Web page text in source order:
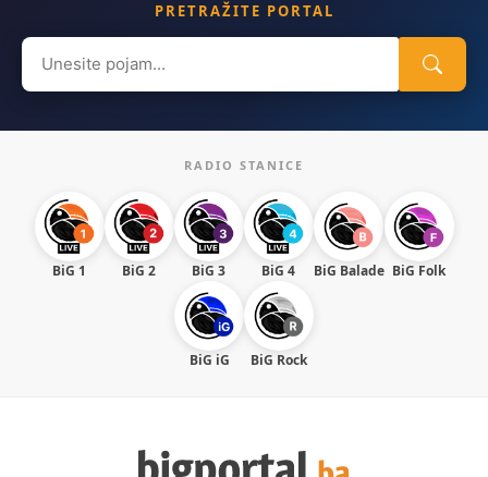
PRETRAŽITE PORTAL
Search
for:
RADIO STANICE
BiG 1 BiG 2 BiG 3 BiG 4 BiG Balade BiG Folk
BiG iG BiG Rock